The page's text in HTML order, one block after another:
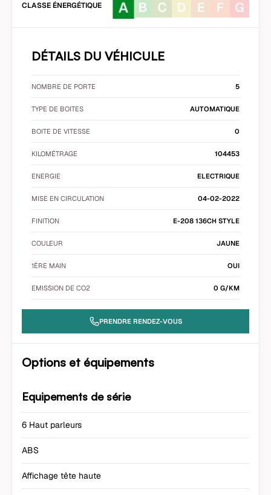
CLASSE ÉNERGÉTIQUE
DÉTAILS DU VÉHICULE
NOMBRE DE PORTE 5
TYPE DE BOITES AUTOMATIQUE
BOITE DE VITESSE 0
KILOMÉTRAGE 104453
ENERGIE ELECTRIQUE
MISE EN CIRCULATION 04-02-2022
FINITION E-208 136CH STYLE
COULEUR JAUNE
1ÈRE MAIN OUI
EMISSION DE CO2 0 G/KM
PRENDRE RENDEZ-VOUS
Options et équipements
Equipements de série
6 Haut parleurs
ABS
Affichage tête haute